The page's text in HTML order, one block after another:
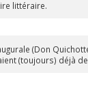
littéraire.
(Don
(toujours) déjà